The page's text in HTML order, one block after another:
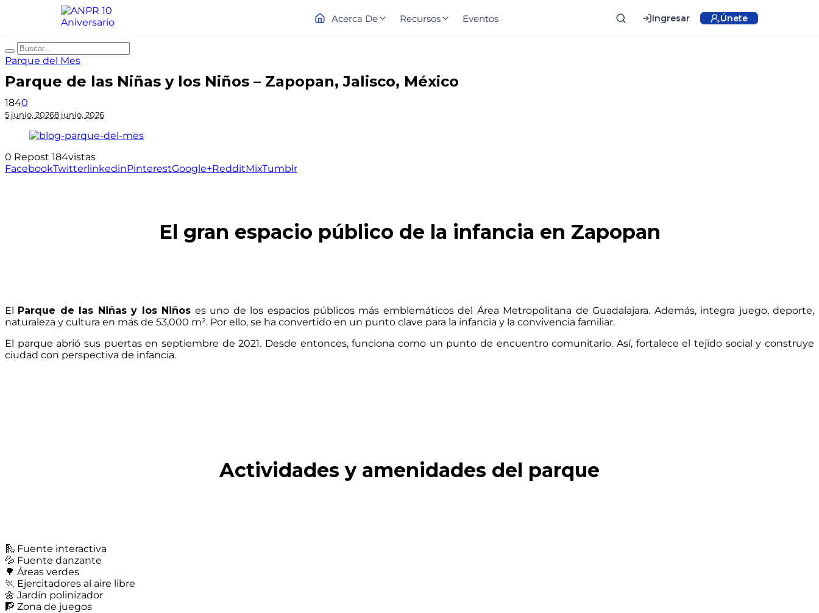
Acerca De Recursos Eventos Ingresar Únete
Parque del Mes
Parque de las Niñas y los Niños – Zapopan, Jalisco, México
1840
5 junio, 20268 junio, 2026
0 Repost 184vistas
FacebookTwitterlinkedinPinterestGoogle+RedditMixTumblr
El gran espacio público de la infancia en Zapopan
El Parque de las Niñas y los Niños es uno de los espacios públicos más emblemáticos del Área Metropolitana de Guadalajara. Además, integra juego, deporte,
naturaleza y cultura en más de 53,000 m². Por ello, se ha convertido en un punto clave para la infancia y la convivencia familiar.
El parque abrió sus puertas en septiembre de 2021. Desde entonces, funciona como un punto de encuentro comunitario. Así, fortalece el tejido social y construye
ciudad con perspectiva de infancia.
Actividades y amenidades del parque
🛝 Fuente interactiva
💦 Fuente danzante
🌳 Áreas verdes
🏃 Ejercitadores al aire libre
🌼 Jardín polinizador
🧗 Zona de juegos